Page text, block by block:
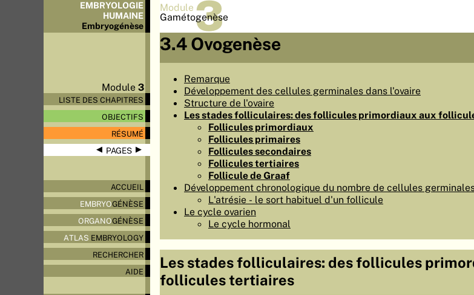
EMBRYOLOGIE
HUMAINE
Embryogénèse
Module3
LISTE DES CHAPITRES
OBJECTIFS
RÉSUMÉ
◀ PAGES▶
ACCUEIL
EMBRYOGÉNÈSE
ORGANOGÉNÈSE
ATLAS EMBRYOLOGY
RECHERCHER
AIDE
Module 3
Gamétogenèse
3.4 Ovogenèse
Remarque
Développement des cellules germinales dans l'ovaire
Structure de l'ovaire
Les stades folliculaires: des follicules primordiaux aux
Follicules primordiaux
Follicules primaires
Follicules secondaires
Follicules tertiaires
Follicule de Graaf
Développement chronologique du nombre de cellules
L'atrésie - le sort habituel d'un follicule
Le cycle ovarien
Le cycle hormonal
Les stades folliculaires: des follicules
follicules tertiaires